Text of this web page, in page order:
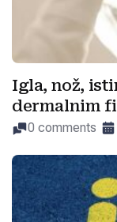
Igla, nož,
dermalnim
0 comments